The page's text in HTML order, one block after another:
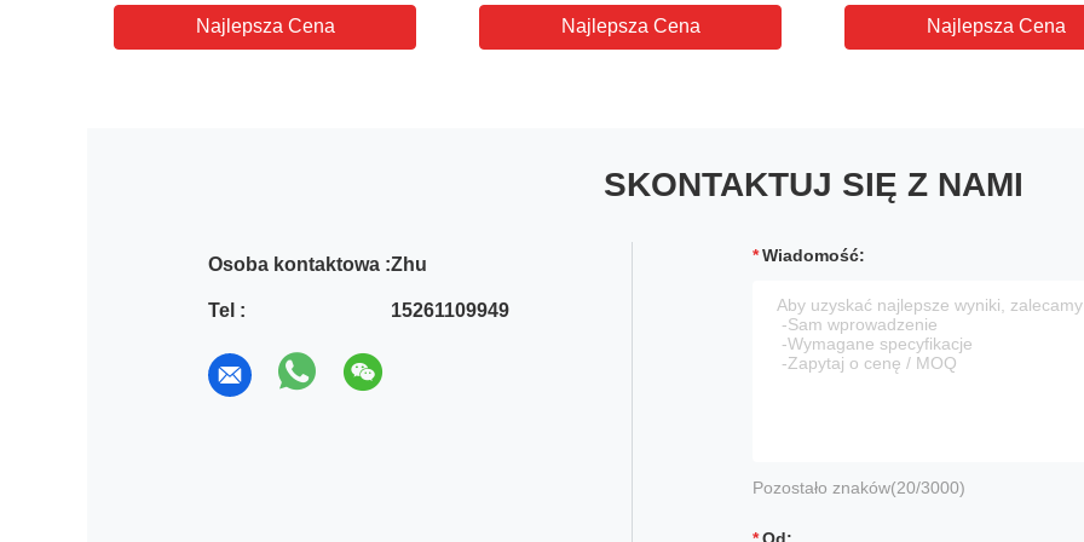
Najlepsza Cena Najlepsza Cena Najlepsza Cena
SKONTAKTUJ SIĘ Z NAMI
Osoba kontaktowa :Zhu
Tel : 15261109949
Wiadomość:
Pozostało znaków(20/3000)